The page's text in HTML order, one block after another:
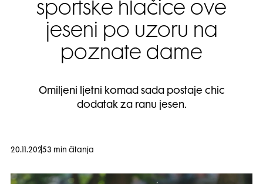
sportske hlačice ove
jeseni po uzoru na
poznate dame
Omiljeni ljetni komad sada postaje chic
dodatak za ranu jesen.
20.11.20253 min čitanja